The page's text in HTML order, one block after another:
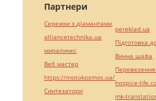
Партнери
Сережки з діамантами
alliancetechnika.ua
миралинкс
Веб мастер
https://motokosmos.ua/
Синтезатори
pereklad.ua
Підготовка
Винна шафа
hospice-
mk-